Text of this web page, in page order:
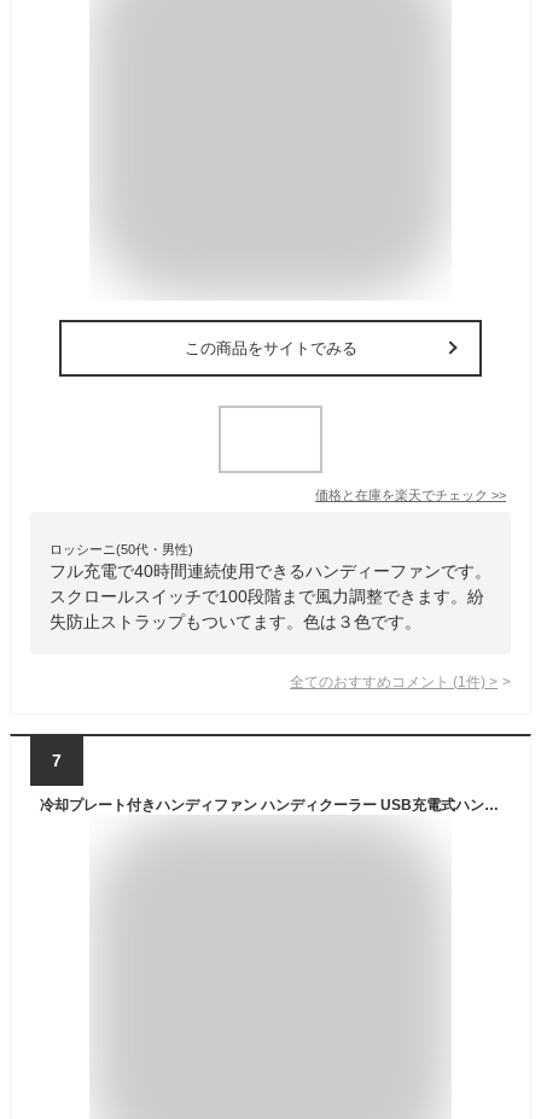
この商品をサイトでみる
価格と在庫を楽天でチェック >>
ロッシーニ(50代・男性)
フル充電で40時間連続使用できるハンディーファンです。
スクロールスイッチで100段階まで風力調整できます。紛
失防止ストラップもついてます。色は３色です。
全てのおすすめコメント (1 件) >
7
冷却プレート付きハンディファン ハンディクーラー USB充電式ハンディ扇風機 ネッククーラー ペルチェ素子冷却装置 冷却ハンディファン ハンディーファン 携帯クーラー 急速冷却 夏 強力 冷風 冷やす 静音 送風機 持ち運び 卓上 かわいい 暑さ対策 熱中症対策 熱中症予防